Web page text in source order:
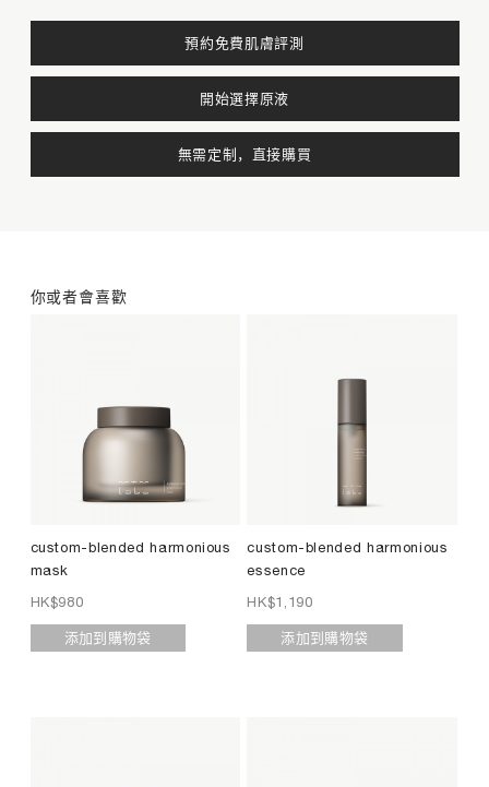
預約免費肌膚評測
開始選擇原液
無需定制，直接購買
重新選擇 確定
你或者會喜歡
custom-blended harmonious
mask
HK$980
添加到購物袋
custom-blended harmonious
essence
HK$1,190
添加到購物袋